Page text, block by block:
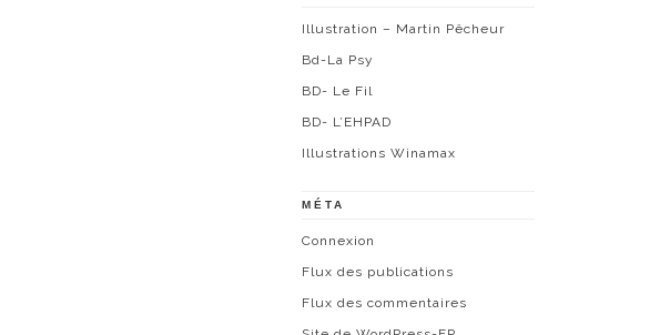
Illustration – Martin Pêcheur
Bd-La Psy
BD- Le Fil
BD- L’EHPAD
Illustrations Winamax
MÉTA
Connexion
Flux des publications
Flux des commentaires